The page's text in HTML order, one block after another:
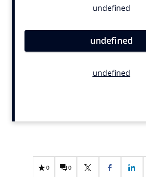
Contentmarketing
Effectiviteit
Gedragsverandering
0 0